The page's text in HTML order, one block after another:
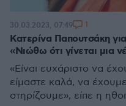
Κατερίνα Παπουτσάκη
«Νιώθω ότι γίνεται μια
«Είναι ευχάριστο να
είμαστε καλά, να
στηρίζουμε», είπε η
30.03.2023, 07:49 1